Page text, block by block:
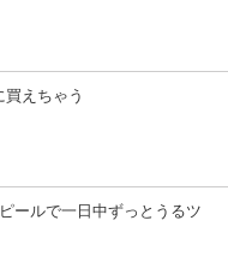
えちゃう
ールで一日中ずっとうるツ